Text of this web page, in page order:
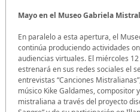
Mayo en el Museo Gabriela Mistral
En paralelo a esta apertura, el
continúa produciendo actividades
audiencias virtuales. El miércoles
estrenará en sus redes sociales el
entrevistas “Canciones
músico Kike Galdames, compositor
mistraliana a través del proyecto